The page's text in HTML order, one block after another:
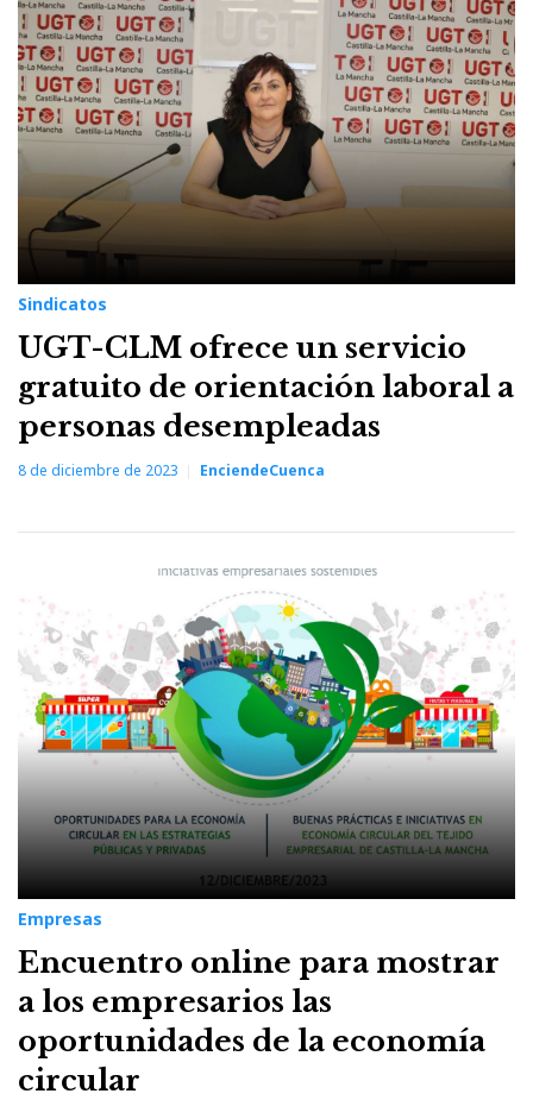
de
diciembre
de
2023
Sindicatos
UGT-CLM ofrece un servicio
gratuito de orientación laboral a
personas desempleadas
8 de diciembre de 2023 EnciendeCuenca
Empresas
Encuentro online para mostrar
a los empresarios las
oportunidades de la economía
circular